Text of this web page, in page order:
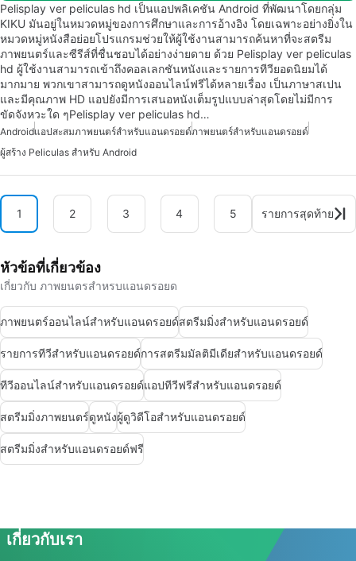
Pelisplay ver peliculas hd เป็นแอปพลิเคชัน Android ที่พัฒนาโดยกลุ่ม
KIKU มันอยู่ในหมวดหมู่ของการศึกษาและการอ้างอิง โดยเฉพาะอย่างยิ่งใน
หมวดหมู่หนังสือย่อยโปรแกรมช่วยให้ผู้ใช้งานสามารถค้นหาที่จะสตรีม
ภาพยนตร์และซีรีส์ที่ชื่นชอบได้อย่างง่ายดาย ด้วย Pelisplay ver peliculas
hd ผู้ใช้งานสามารถเข้าถึงคอลเลกชันหนังและรายการทีวียอดนิยมได้
มากมาย พวกเขาสามารถดูหนังออนไลน์ฟรีได้หลายเรื่อง เป็นภาษาสเปน
และมีคุณภาพ HD แอปยังมีการเสนอหนังเต็มรูปแบบล่าสุดโดยไม่มีการ
ขัดจังหวะใด ๆPelisplay ver peliculas hd…
Androidแอปสะสมภาพยนตร์สำหรับแอนดรอยด์ภาพยนตร์สำหรับแอนดรอยด์
ผู้สร้าง Peliculas สำหรับ Android
1 2 3 4 5 รายการสุดท้าย
หัวข้อที่เกี่ยวข้อง
เกี่ยวกับ ภาพยนตรสำหรบแอนดรอยด
ภาพยนตร์ออนไลน์สำหรับแอนดรอยด์สตรีมมิ่งสำหรับแอนดรอยด์
รายการทีวีสำหรับแอนดรอยด์การสตรีมมัลติมีเดียสำหรับแอนดรอยด์
ทีวีออนไลน์สำหรับแอนดรอยด์แอปทีวีฟรีสำหรับแอนดรอยด์
สตรีมมิ่งภาพยนตร์ดูหนังผู้ดูวิดีโอสำหรับแอนดรอยด์
สตรีมมิ่งสำหรับแอนดรอยด์ฟรี
เกี่ยวกับเรา